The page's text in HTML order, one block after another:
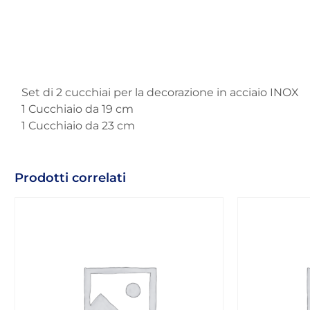
Set di 2 cucchiai per la decorazione in acciaio INOX
1 Cucchiaio da 19 cm
1 Cucchiaio da 23 cm
Prodotti correlati